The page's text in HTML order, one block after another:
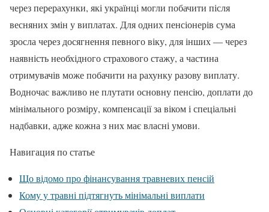
через перерахунки, які українці могли побачити після
весняних змін у виплатах. Для одних пенсіонерів сума
зросла через досягнення певного віку, для інших — через
наявність необхідного страхового стажу, а частина
отримувачів може побачити на рахунку разову виплату.
Водночас важливо не плутати основну пенсію, доплати до
мінімального розміру, компенсації за віком і спеціальні
надбавки, адже кожна з них має власні умови.
Навигация по статье
Що відомо про фінансування травневих пенсій
Кому у травні підтягнуть мінімальні виплати